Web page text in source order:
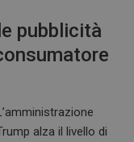
pubblicità
alza il livello di